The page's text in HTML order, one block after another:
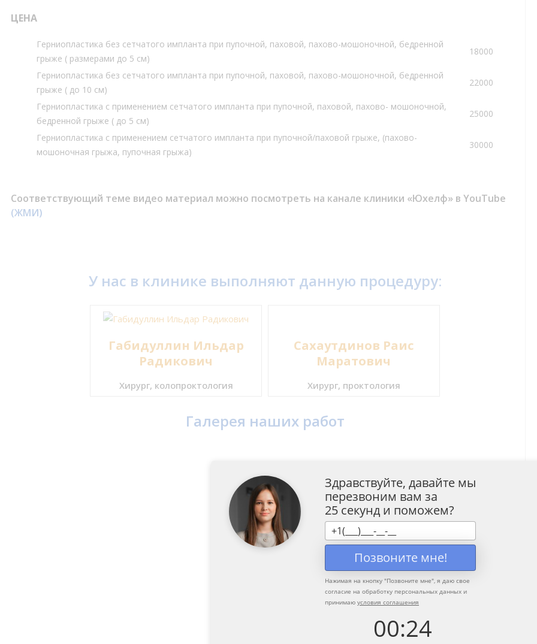
ЦЕНА
Герниопластика без сетчатого импланта при пупочной, паховой, пахово-мошоночной, бедренной
грыже ( размерами до 5 см)
18000
Герниопластика без сетчатого импланта при пупочной, паховой, пахово-мошоночной, бедренной
грыже ( до 10 см)
22000
Герниопластика с применением сетчатого импланта при пупочной, паховой, пахово- мошоночной,
бедренной грыже ( до 5 см)
25000
Герниопластика с применением сетчатого импланта при пупочной/паховой грыже, (пахово-
мошоночная грыжа, пупочная грыжа)
30000
Соответствующий теме видео материал можно посмотреть на канале клиники «Юхелф» в YouTube
(ЖМИ)
У нас в клинике выполняют данную процедуру:
Габидуллин Ильдар
Радикович
Хирург, колопроктология
Сахаутдинов Раис
Маратович
Хирург, проктология
Галерея наших работ
Здравствуйте, давайте мы
перезвоним вам за
25 секунд и поможем?
Позвоните мне!
Нажимая на кнопку "Позвоните мне", я даю свое
согласие на обработку персональных данных и
принимаю условия соглашения
00:24